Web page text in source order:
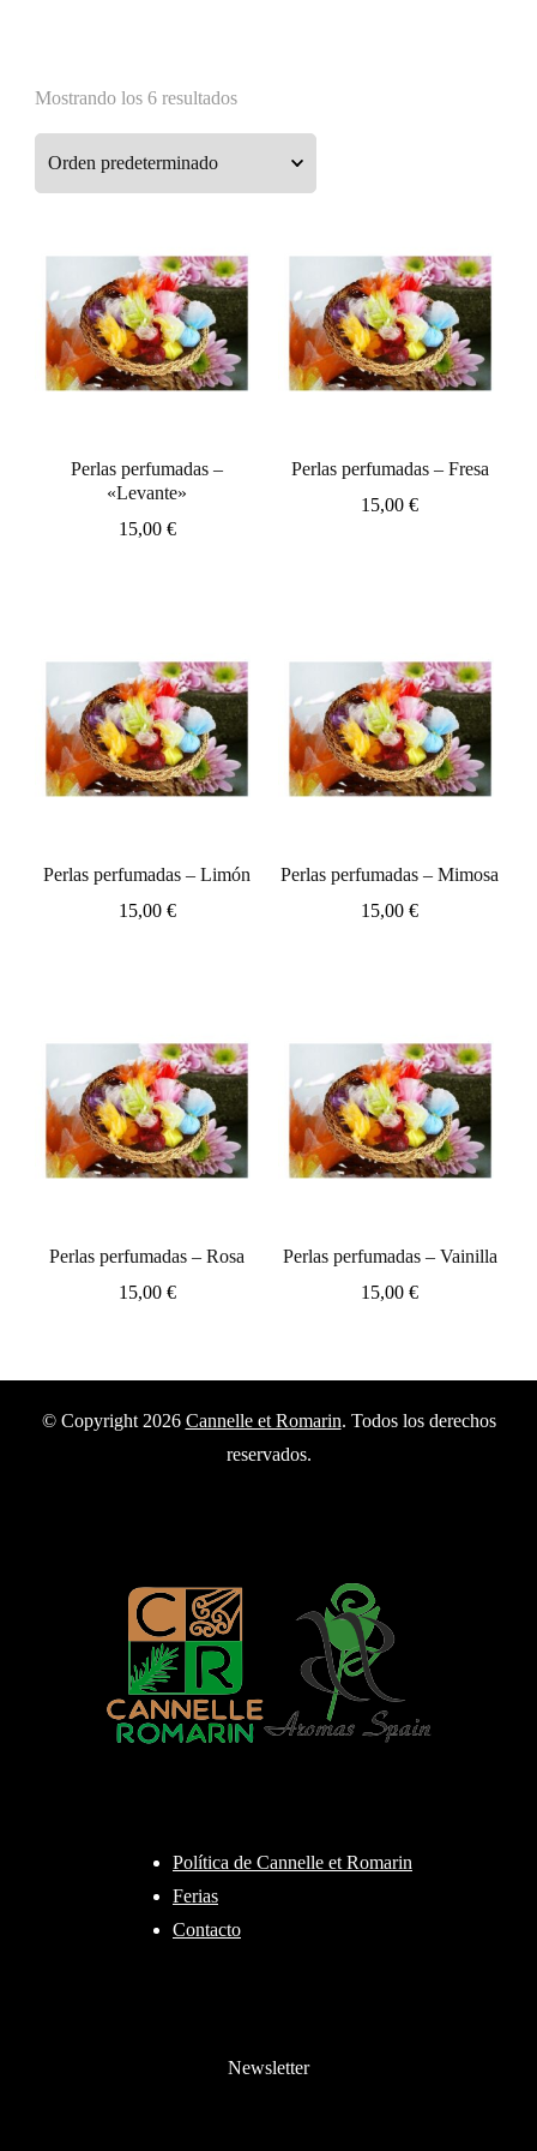
Mostrando los 6 resultados
Perlas perfumadas –
«Levante»
15,00 €
Perlas perfumadas – Fresa
15,00€
Perlas perfumadas – Limón
15,00 €
Perlas perfumadas – Mimosa
15,00€
Perlas perfumadas – Rosa
15,00 €
Perlas perfumadas – Vainilla
15,00€
© Copyright 2026 Cannelle et Romarin. Todos los derechos
reservados.
Política de Cannelle et Romarin
Ferias
Contacto
Newsletter